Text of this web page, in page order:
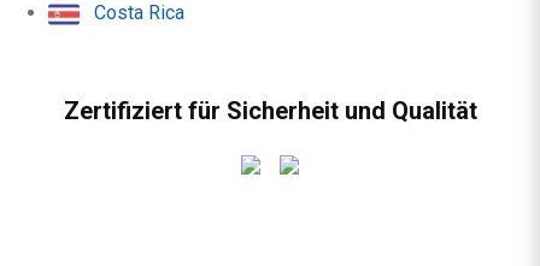
Costa Rica
Zertifiziert für Sicherheit und Qualität